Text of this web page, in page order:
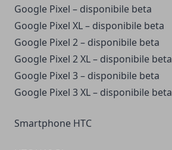
Google Pixel – disponibile beta
Google Pixel XL – disponibile beta
Google Pixel 2 – disponibile beta
Google Pixel 2 XL – disponibile beta
Google Pixel 3 – disponibile beta
Google Pixel 3 XL – disponibile beta
Smartphone HTC